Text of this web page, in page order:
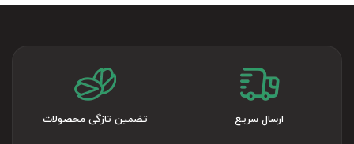
ارسال سریع تضمین تازگی محصولات